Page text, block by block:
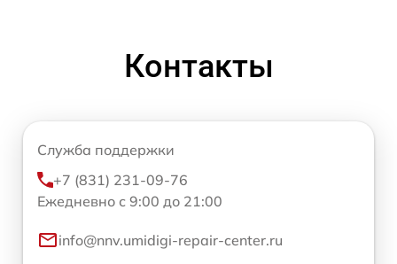
Контакты
Служба поддержки
+7 (831) 231-09-76
Ежедневно с 9:00 до 21:00
info@nnv.umidigi-repair-center.ru